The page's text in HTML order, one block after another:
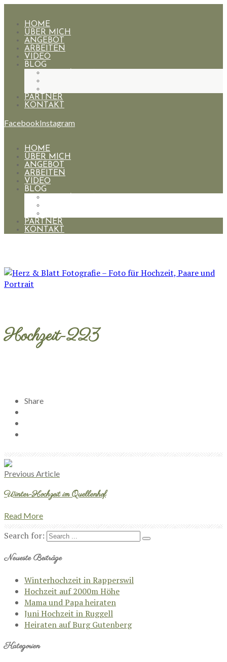
HOME
ÜBER MICH
ANGEBOT
ARBEITEN
VIDEO
BLOG
PARTNER
KONTAKT
FacebookInstagram
HOME
ÜBER MICH
ANGEBOT
ARBEITEN
VIDEO
BLOG
PARTNER
KONTAKT
Hochzeit-223
Share
Previous Article
Winter-Hochzeit im Quellenhof
Read More
Search for:
Neueste Beiträge
Winterhochzeit in Rapperswil
Hochzeit auf 2000m Höhe
Mama und Papa heiraten
Juni Hochzeit in Ruggell
Heiraten auf Burg Gutenberg
Kategorien